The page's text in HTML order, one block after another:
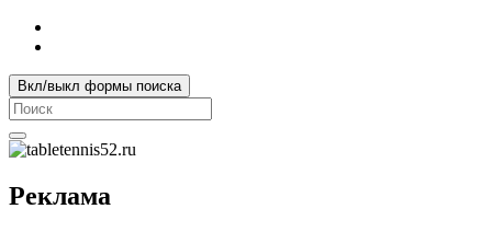
Вкл/выкл формы поиска
Search
for:
Реклама